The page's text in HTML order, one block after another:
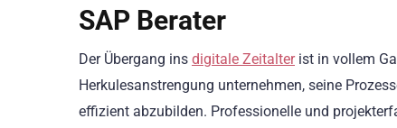
SAP Berater
Der Übergang ins digitale Zeitalterist in vollem
Herkulesanstrengung unternehmen, seine
effizient abzubilden. Professionelle und